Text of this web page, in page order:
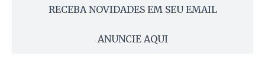
RECEBA NOVIDADES EM SEU EMAIL
ANUNCIE AQUI